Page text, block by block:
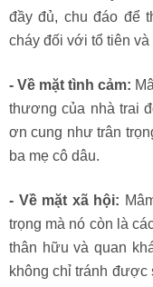
đầy đủ, chu đáo để
cháy đối với tổ tiên và
- Về mặt tình cảm:
thương của nhà trai
ơn cung như trân
ba mẹ cô dâu.
- Về mặt xã hội:
trọng mà nó còn là
thân hữu và quan
không chỉ tránh được